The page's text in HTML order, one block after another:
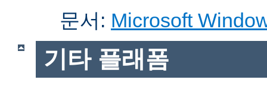
문서: Microsoft
기타 플래폼